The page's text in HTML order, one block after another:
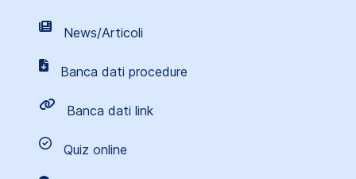
News/Articoli
Banca dati procedure
Banca dati link
Quiz online